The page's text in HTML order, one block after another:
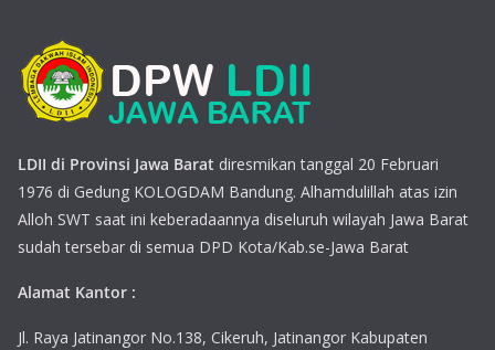
LDII di Provinsi Jawa Barat diresmikan tanggal 20 Februari
1976 di Gedung KOLOGDAM Bandung. Alhamdulillah atas izin
Alloh SWT saat ini keberadaannya diseluruh wilayah Jawa Barat
sudah tersebar di semua DPD Kota/Kab.se-Jawa Barat
Alamat Kantor :
Jl. Raya Jatinangor No.138, Cikeruh, Jatinangor Kabupaten